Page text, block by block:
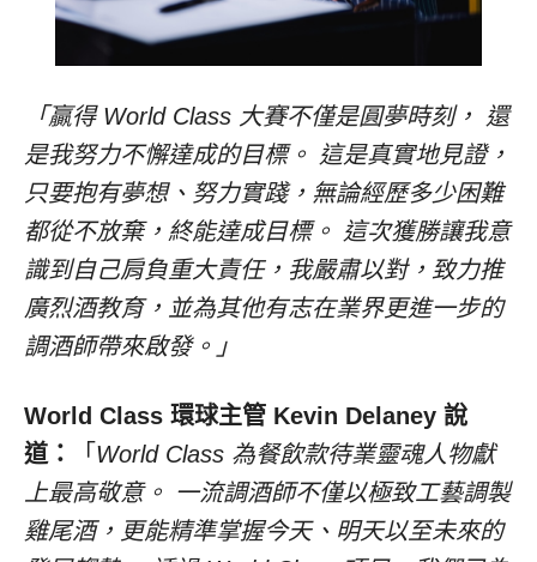
「贏得 World Class 大賽不僅是圓夢時刻， 還
是我努力不懈達成的目標。 這是真實地見證，
只要抱有夢想、努力實踐，無論經歷多少困難
都從不放棄，終能達成目標。 這次獲勝讓我意
識到自己肩負重大責任，我嚴肅以對，致力推
廣烈酒教育，並為其他有志在業界更進一步的
調酒師帶來啟發。」
World Class 環球主管 Kevin Delaney 說
道：
「 World Class 為餐飲款待業靈魂人物獻
上最高敬意。 一流調酒師不僅以極致工藝調製
雞尾酒，更能精準掌握今天、明天以至未來的